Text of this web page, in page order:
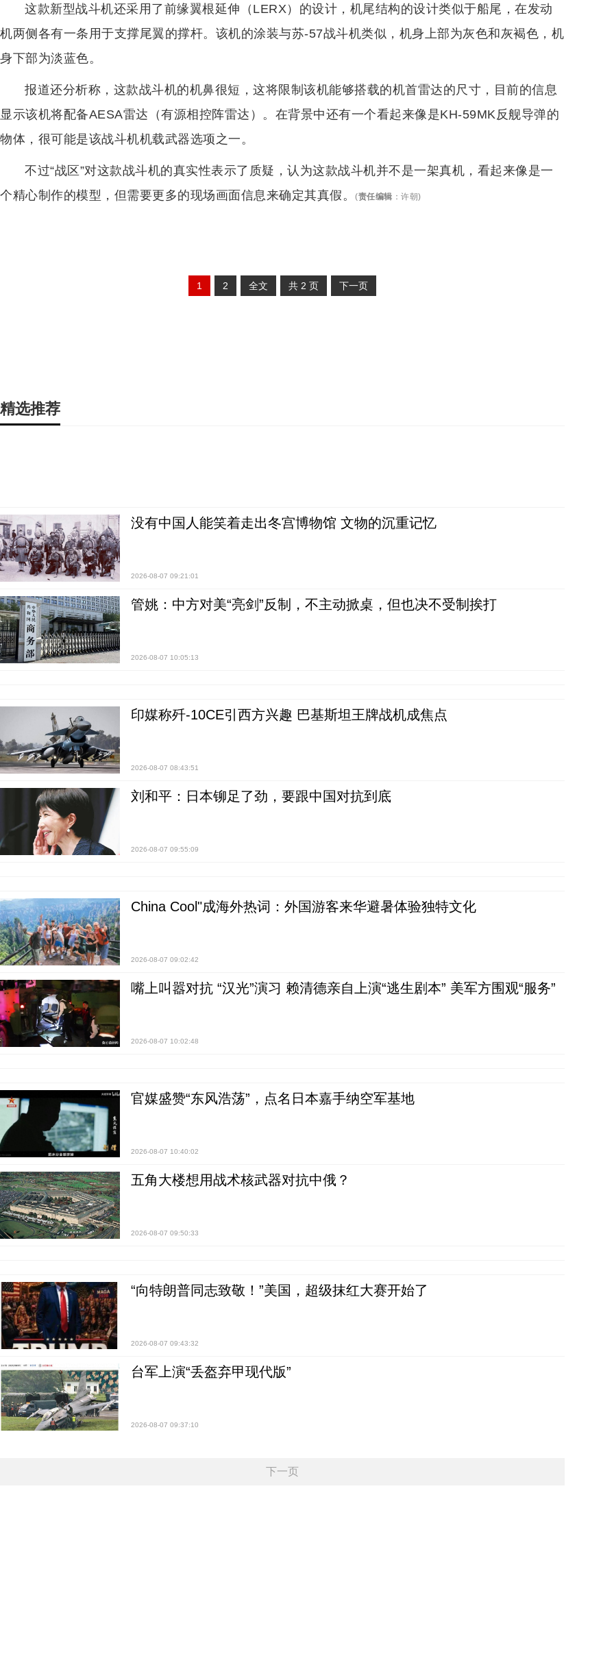
这款新型战斗机还采用了前缘翼根延伸（LERX）的设计，机尾结构的设计类似于船尾，在发动
机两侧各有一条用于支撑尾翼的撑杆。该机的涂装与苏-57战斗机类似，机身上部为灰色和灰褐色，机
身下部为淡蓝色。
报道还分析称，这款战斗机的机鼻很短，这将限制该机能够搭载的机首雷达的尺寸，目前的信息
显示该机将配备AESA雷达（有源相控阵雷达）。在背景中还有一个看起来像是KH-59MK反舰导弹的
物体，很可能是该战斗机机载武器选项之一。
不过“战区”对这款战斗机的真实性表示了质疑，认为这款战斗机并不是一架真机，看起来像是一
个精心制作的模型，但需要更多的现场画面信息来确定其真假。
(责任编辑 ： 许朝)
1 2 全文 共 2 页 下一页
精选推荐
没有中国人能笑着走出冬宫博物馆 文物的沉重记忆
2026-08-07 09:21:01
管姚：中方对美“亮剑”反制，不主动掀桌，但也决不受制挨打
2026-08-07 10:05:13
印媒称歼-10CE引西方兴趣 巴基斯坦王牌战机成焦点
2026-08-07 08:43:51
刘和平：日本铆足了劲，要跟中国对抗到底
2026-08-07 09:55:09
China Cool"成海外热词：外国游客来华避暑体验独特文化
2026-08-07 09:02:42
嘴上叫嚣对抗 “汉光”演习 赖清德亲自上演“逃生剧本” 美军方围观“服务”
2026-08-07 10:02:48
官媒盛赞“东风浩荡”，点名日本嘉手纳空军基地
2026-08-07 10:40:02
五角大楼想用战术核武器对抗中俄？
2026-08-07 09:50:33
“向特朗普同志致敬！”美国，超级抹红大赛开始了
2026-08-07 09:43:32
台军上演“丢盔弃甲现代版”
2026-08-07 09:37:10
下一页